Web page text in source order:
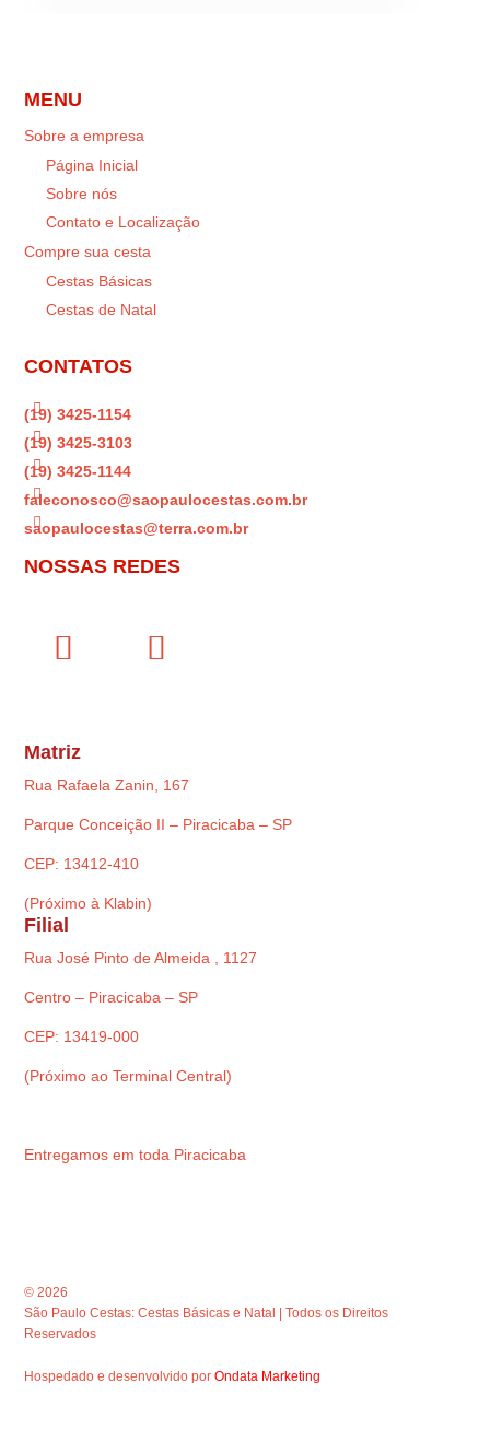
MENU
Sobre a empresa
Página Inicial
Sobre nós
Contato e Localização
Compre sua cesta
Cestas Básicas
Cestas de Natal
CONTATOS

(19) 3425-1154

(19) 3425-3103

(19) 3425-1144

faleconosco@saopaulocestas.com.br

saopaulocestas@terra.com.br
NOSSAS REDES
Matriz
Rua Rafaela Zanin, 167
Parque Conceição II – Piracicaba – SP
CEP: 13412-410
(Próximo à Klabin)
Filial
Rua José Pinto de Almeida , 1127
Centro – Piracicaba – SP
CEP: 13419-000
(Próximo ao Terminal Central)
Entregamos em toda Piracicaba
© 2026
São Paulo Cestas: Cestas Básicas e Natal | Todos os Direitos
Reservados
Hospedado e desenvolvido porOndata Marketing